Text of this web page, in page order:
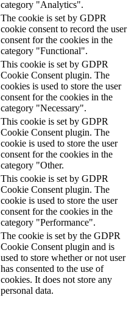
category "Analytics".
The cookie is set by GDPR
cookie consent to record the user
consent for the cookies in the
category "Functional".
This cookie is set by GDPR
Cookie Consent plugin. The
cookies is used to store the user
consent for the cookies in the
category "Necessary".
This cookie is set by GDPR
Cookie Consent plugin. The
cookie is used to store the user
consent for the cookies in the
category "Other.
This cookie is set by GDPR
Cookie Consent plugin. The
cookie is used to store the user
consent for the cookies in the
category "Performance".
The cookie is set by the GDPR
Cookie Consent plugin and is
used to store whether or not user
has consented to the use of
cookies. It does not store any
personal data.